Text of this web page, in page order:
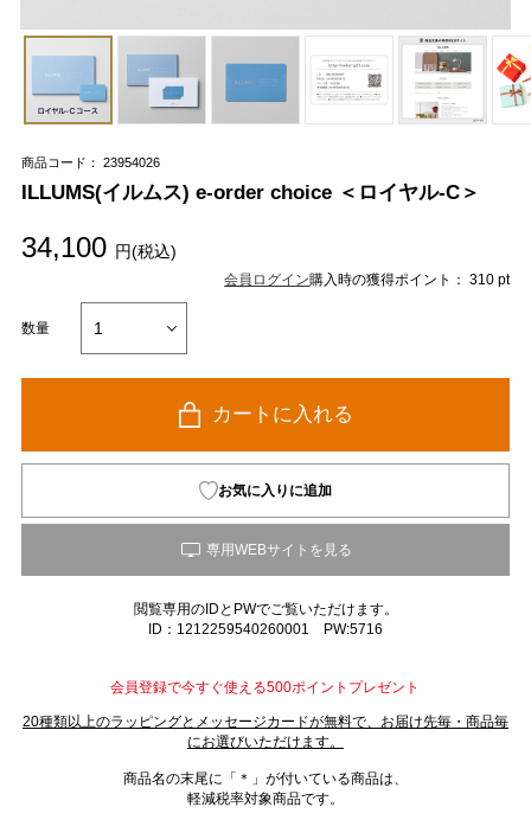
商品コード： 23954026
ILLUMS(イルムス) e-order choice ＜ロイヤル-C＞
34,100 円(税込)
会員ログイン購入時の獲得ポイント： 310 pt
数量
カートに入れる
お気に入りに追加
閲覧専用のIDとPWでご覧いただけます。
ID：1212259540260001 PW:5716
会員登録で今すぐ使える500ポイントプレゼント
20種類以上のラッピングとメッセージカードが無料で、お届け先毎・商品毎
にお選びいただけます。
商品名の末尾に「＊」が付いている商品は、
軽減税率対象商品です。